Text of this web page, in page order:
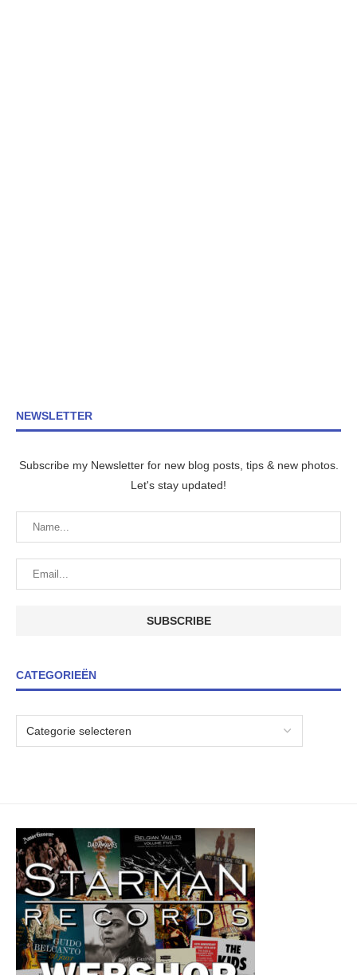
NEWSLETTER
Subscribe my Newsletter for new blog posts, tips & new photos.
Let's stay updated!
CATEGORIEËN